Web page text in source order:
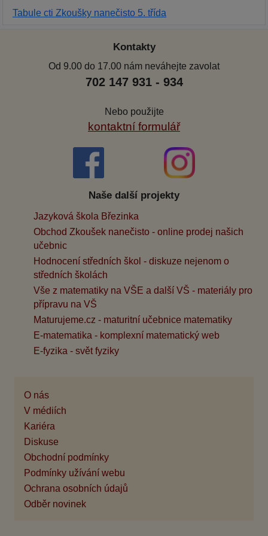
Tabule cti Zkoušky nanečisto 5. třída
Kontakty
Od 9.00 do 17.00 nám neváhejte zavolat
702 147 931 - 934
Nebo použijte
kontaktní formulář
Naše další projekty
Jazyková škola Březinka
Obchod Zkoušek nanečisto - online prodej našich
učebnic
Hodnocení středních škol - diskuze nejenom o
středních školách
Vše z matematiky na VŠE a další VŠ - materiály pro
přípravu na VŠ
Maturujeme.cz - maturitní učebnice matematiky
E-matematika - komplexní matematický web
E-fyzika - svět fyziky
O nás
V médiích
Kariéra
Diskuse
Obchodní podmínky
Podmínky užívání webu
Ochrana osobních údajů
Odběr novinek